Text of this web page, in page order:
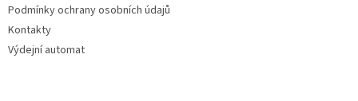
Podmínky ochrany osobních údajů
Kontakty
Výdejní automat